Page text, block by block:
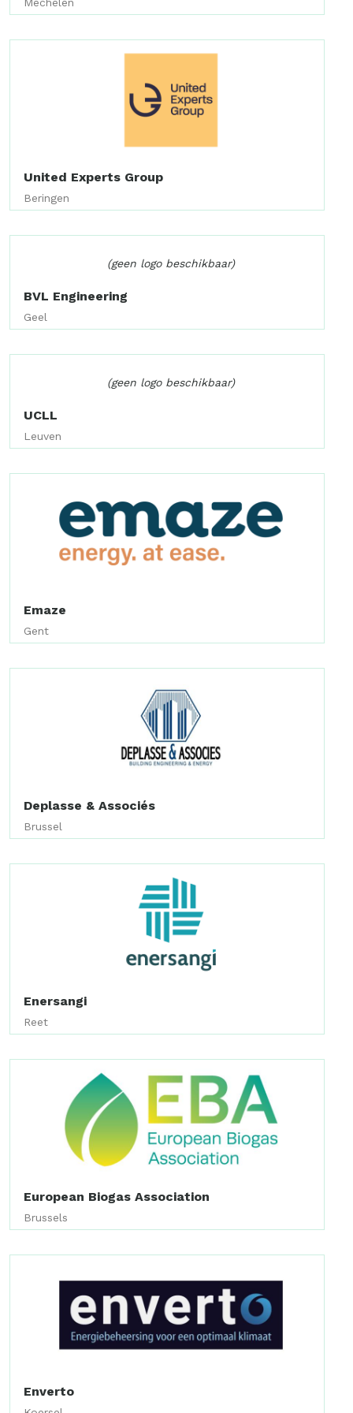
United Experts Group
Beringen
(geen logo beschikbaar)
BVL Engineering
Geel
(geen logo beschikbaar)
UCLL
Leuven
Emaze
Gent
Deplasse & Associés
Brussel
Enersangi
Reet
European Biogas Association
Brussels
Enverto